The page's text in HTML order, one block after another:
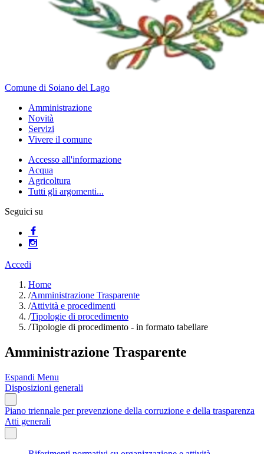
Comune di Soiano del Lago
Amministrazione
Novità
Servizi
Vivere il comune
Accesso all'informazione
Acqua
Agricoltura
Tutti gli argomenti...
Seguici su
Accedi
Home
/Amministrazione Trasparente
/Attività e procedimenti
/Tipologie di procedimento
/Tipologie di procedimento - in formato tabellare
Amministrazione Trasparente
Espandi Menu
Disposizioni generali
Piano triennale per prevenzione della corruzione e della trasparenza
Atti generali